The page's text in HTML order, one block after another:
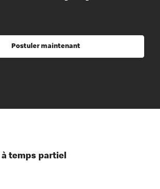
Postuler maintenant
temps partiel